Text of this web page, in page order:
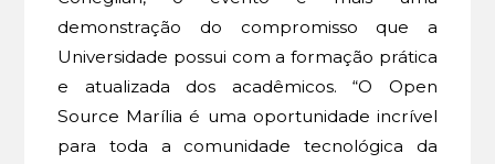
demonstração do compromisso que a
Universidade possui com a formação prática
e atualizada dos acadêmicos. “O Open
Source Marília é uma oportunidade incrível
para toda a comunidade tecnológica da